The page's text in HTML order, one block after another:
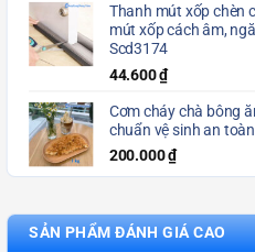
Thanh mút xốp chèn
mút xốp cách âm,
Scd3174
44.600₫
Cơm cháy chà bông
chuẩn vệ sinh an
200.000₫
SẢN PHẨM ĐÁNH GIÁ CAO